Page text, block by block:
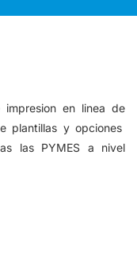
impresion en linea de
plantillas y opciones
las PYMES a nivel